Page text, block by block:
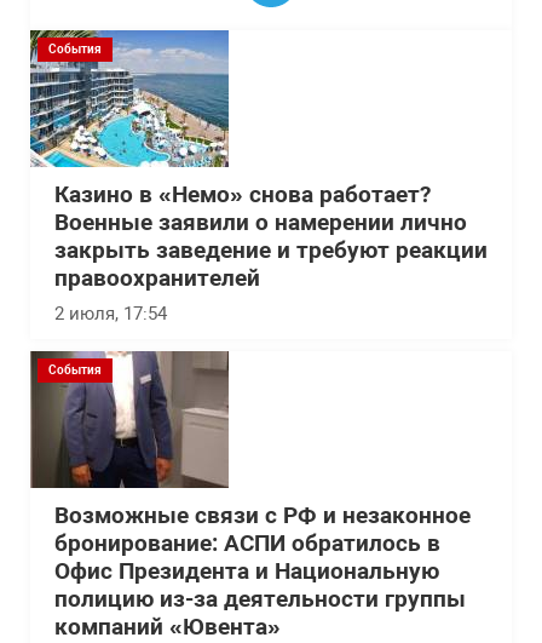
События
Казино в «Немо» снова работает?
Военные заявили о намерении лично
закрыть заведение и требуют реакции
правоохранителей
2 июля, 17:54
События
Возможные связи с РФ и незаконное
бронирование: АСПИ обратилось в
Офис Президента и Национальную
полицию из-за деятельности группы
компаний «Ювента»